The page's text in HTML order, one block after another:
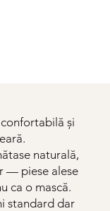
și
naturală,
— piese alese
ca o mască.
standard dar